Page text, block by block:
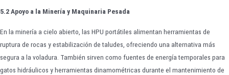
5.2 Apoyo a la Minería y Maquinaria Pesada
En la minería a cielo abierto, las HPU portátiles alimentan herramientas de
ruptura de rocas y estabilización de taludes, ofreciendo una alternativa más
segura a la voladura. También sirven como fuentes de energía temporales para
gatos hidráulicos y herramientas dinamométricas durante el mantenimiento de